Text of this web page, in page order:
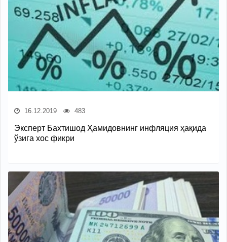
16.12.2019 483
Эксперт Бахтишод Ҳамидовнинг инфляция ҳақида
ўзига хос фикри